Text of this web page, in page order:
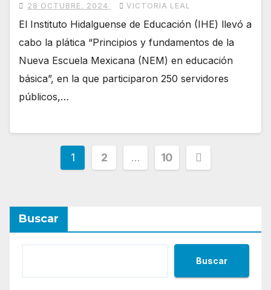
28 OCTUBRE, 2024 VICTORIA LEAL
El Instituto Hidalguense de Educación (IHE) llevó a
cabo la plática “Principios y fundamentos de la
Nueva Escuela Mexicana (NEM) en educación
básica”, en la que participaron 250 servidores
públicos,…
Posts
1 2 … 10
Buscar
Buscar